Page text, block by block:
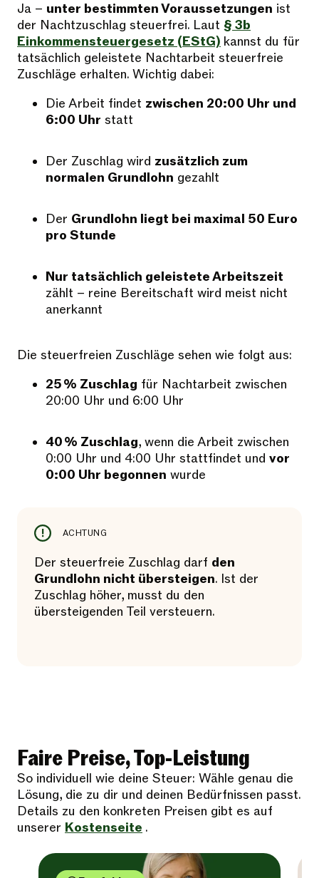
Ja – unter bestimmten Voraussetzungen ist
der Nachtzuschlag steuerfrei. Laut § 3b
Einkommensteuergesetz (EStG) kannst du für
tatsächlich geleistete Nachtarbeit steuerfreie
Zuschläge erhalten. Wichtig dabei:
Die Arbeit findet zwischen 20:00 Uhr und
6:00 Uhr statt
Der Zuschlag wird zusätzlich zum
normalen Grundlohn gezahlt
Der Grundlohn liegt bei maximal 50 Euro
pro Stunde
Nur tatsächlich geleistete Arbeitszeit
zählt – reine Bereitschaft wird meist nicht
anerkannt
Die steuerfreien Zuschläge sehen wie folgt aus:
25 % Zuschlag für Nachtarbeit zwischen
20:00 Uhr und 6:00 Uhr
40 % Zuschlag, wenn die Arbeit zwischen
0:00 Uhr und 4:00 Uhr stattfindet und vor
0:00 Uhr begonnen wurde
ACHTUNG
Der steuerfreie Zuschlag darf den
Grundlohn nicht übersteigen. Ist der
Zuschlag höher, musst du den
übersteigenden Teil versteuern.
Faire Preise, Top-Leistung
So individuell wie deine Steuer: Wähle genau die
Lösung, die zu dir und deinen Bedürfnissen passt.
Details zu den konkreten Preisen gibt es auf
unserer Kostenseite .